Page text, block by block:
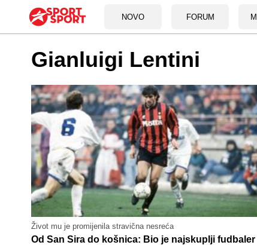
NOVO FORUM
Gianluigi Lentini
Život mu je promijenila stravična nesreća
Od San Sira do košnica: Bio je najskuplji fudbaler